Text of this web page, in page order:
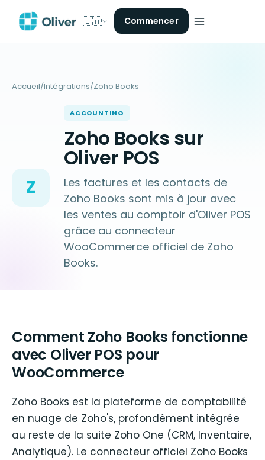
🇨🇦 Commencer
Accueil/Intégrations/Zoho Books
Z
ACCOUNTING
Zoho Books sur
Oliver POS
Les factures et les contacts de
Zoho Books sont mis à jour avec
les ventes au comptoir d'Oliver POS
grâce au connecteur
WooCommerce officiel de Zoho
Books.
Comment Zoho Books fonctionne
avec Oliver POS pour
WooCommerce
Zoho Books est la plateforme de comptabilité
en nuage de Zoho's, profondément intégrée
au reste de la suite Zoho One (CRM, Inventaire,
Analytique). Le connecteur officiel Zoho Books